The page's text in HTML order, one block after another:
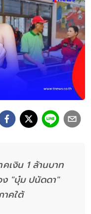
เงิน 1 ล้านบาท
"บุ๋ม ปนัดดา"
คใต้